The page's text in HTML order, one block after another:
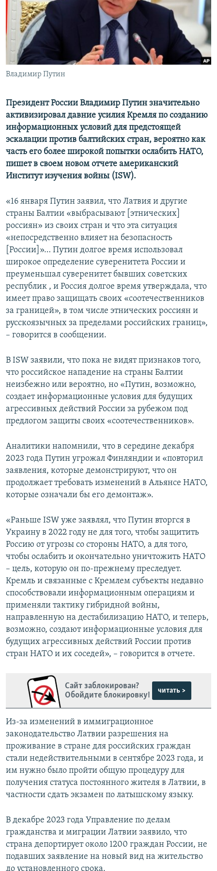
ПОБЕДИТЕЛЕЙ НЕ СУДЯТ?
КРЫМ.НЕПОКОРЕННЫЙ
ELIFBE
УКРАИНСКАЯ ПРОБЛЕМА КРЫМА
ПРИСОЕДИНЯЙТЕСЬ!
Все сайты RFE/RL
Владимир Путин
Президент России Владимир Путин значительно
активизировал давние усилия Кремля по созданию
информационных условий для предстоящей
эскалации против балтийских стран, вероятно как
часть его более широкой попытки ослабить НАТО,
пишет в своем новом отчете американский
Институт изучения войны (ISW).
«16 января Путин заявил, что Латвия и другие
страны Балтии «выбрасывают [этнических]
россиян» из своих стран и что эта ситуация
«непосредственно влияет на безопасность
[России]»… Путин долгое время использовал
широкое определение суверенитета России и
преуменьшал суверенитет бывших советских
республик , и Россия долгое время утверждала, что
имеет право защищать своих «соотечественников
за границей», в том числе этнических россиян и
русскоязычных за пределами российских границ»,
– говорится в сообщении.
В ISW заявили, что пока не видят признаков того,
что российское нападение на страны Балтии
неизбежно или вероятно, но «Путин, возможно,
создает информационные условия для будущих
агрессивных действий России за рубежом под
предлогом защиты своих «соотечественников».
Аналитики напомнили, что в середине декабря
2023 года Путин угрожал Финляндии и «повторил
заявления, которые демонстрируют, что он
продолжает требовать изменений в Альянсе НАТО,
которые означали бы его демонтаж».
«Раньше ISW уже заявлял, что Путин вторгся в
Украину в 2022 году не для того, чтобы защитить
Россию от угрозы со стороны НАТО, а для того,
чтобы ослабить и окончательно уничтожить НАТО
– цель, которую он по-прежнему преследует.
Кремль и связанные с Кремлем субъекты недавно
способствовали информационным операциям и
применяли тактику гибридной войны,
направленную на дестабилизацию НАТО, и теперь,
возможно, создают информационные условия для
будущих агрессивных действий России против
стран НАТО и их соседей», – говорится в отчете.
Сайт заблокирован?
Обойдите блокировку!
читать >
Из-за изменений в иммиграционное
законодательство Латвии разрешения на
проживание в стране для российских граждан
стали недействительными в сентябре 2023 года, и
им нужно было пройти общую процедуру для
получения статуса постоянного жителя в Латвии, в
частности сдать экзамен по латышскому языку.
В декабре 2023 года Управление по делам
гражданства и миграции Латвии заявило, что
страна депортирует около 1200 граждан России, не
подавших заявление на новый вид на жительство
до установленного срока.